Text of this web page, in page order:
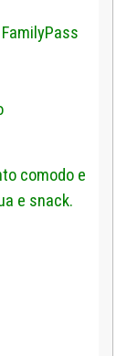
comodo e
e snack.